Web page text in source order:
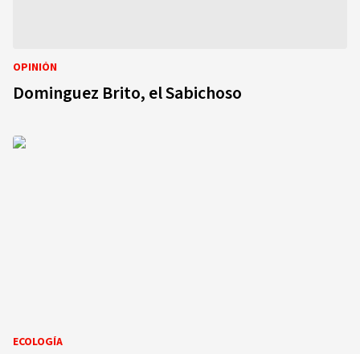
OPINIÓN
Dominguez Brito, el Sabichoso
ECOLOGÍA